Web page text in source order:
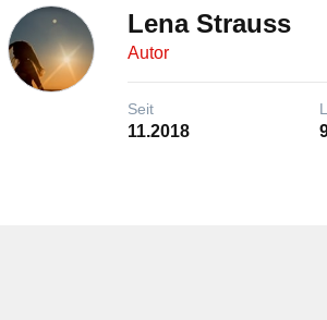
Lena Strauss
Autor
Seit
11.2018